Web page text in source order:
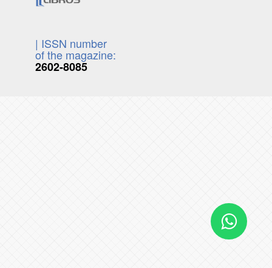
| ISSN number
of the magazine:
2602-8085